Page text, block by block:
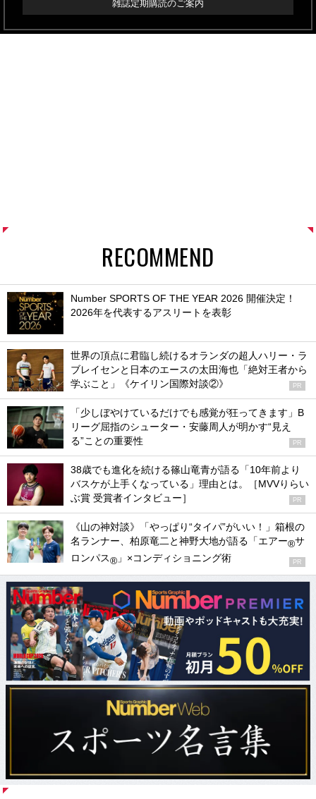
雑誌定期購読のご案内
RECOMMEND
Number SPORTS OF THE YEAR 2026 開催決定！
2026年を代表するアスリートを表彰
世界の頂点に君臨し続けるオランダの超人ハリー・ラ
ブレイセンと日本のエースの太田海也「絶対王者から
学ぶこと」《ケイリン国際対談②》
PR
「少しぼやけているだけでも感覚が狂ってきます」B
リーグ屈指のシューター・安藤周人が明かす“見え
る”ことの重要性
PR
38歳でも進化を続ける篠山竜青が語る「10年前より
バスケが上手くなっている」理由とは。［MVVりらい
ぶ賞 受賞者インタビュー］
PR
《山の神対談》「やっぱり“タイパ”がいい！」箱根の
名ランナー、柏原竜二と神野大地が語る「エアー®サ
ロンパス® 」×コンディショニング術 PR